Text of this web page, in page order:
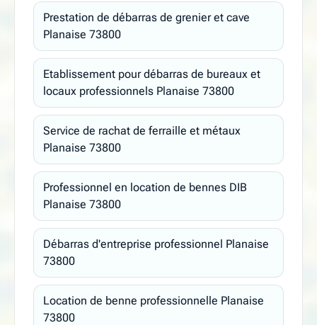
Prestation de débarras de grenier et cave
Planaise 73800
Etablissement pour débarras de bureaux et
locaux professionnels Planaise 73800
Service de rachat de ferraille et métaux
Planaise 73800
Professionnel en location de bennes DIB
Planaise 73800
Débarras d'entreprise professionnel Planaise
73800
Location de benne professionnelle Planaise
73800